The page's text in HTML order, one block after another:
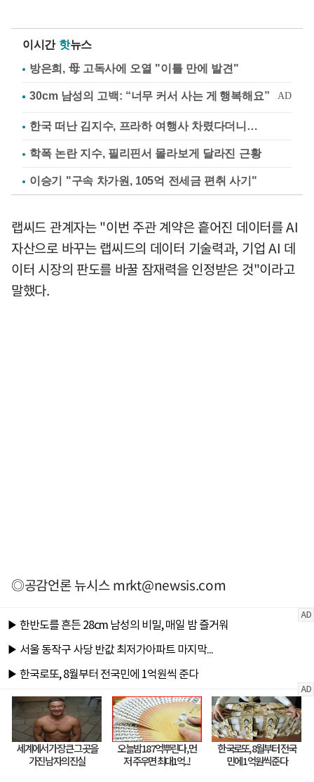
이시간 핫뉴스
방은희, 母 고독사에 오열 "이틀 만에 발견"
한국 떠난 김지수, 프라하 여행사 차렸다더니…
학폭 논란 지수, 필리핀서 몰라보게 달라진 근황
이승기 "구속 차가원, 105억 전세금 편취 사기"
랩씨드 관계자는 "이번 주관 계약은 흩어진 데이터를 AI
자산으로 바꾸는 랩씨드의 데이터 기술력과, 기업 AI 데
이터 시장의 판도를 바꿀 잠재력을 인정받은 것"이라고
말했다.
◎공감언론 뉴시스mrkt@newsis.com